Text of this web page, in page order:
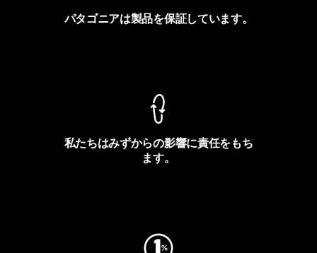
パタゴニアは製品を保証しています。
私たちはみずからの影響に責任をもち
ます。